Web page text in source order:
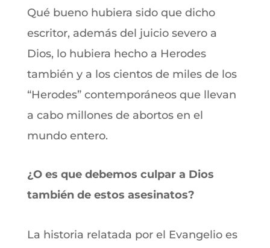
Qué bueno hubiera sido que dicho
escritor, además del juicio severo a
Dios, lo hubiera hecho a Herodes
también y a los cientos de miles de los
“Herodes” contemporáneos que llevan
a cabo millones de abortos en el
mundo entero.
¿O es que debemos culpar a Dios
también de estos asesinatos?
La historia relatada por el Evangelio es